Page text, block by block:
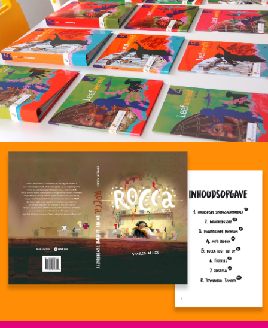
LEERLIJN LEEFWERELD NOORDHOFF
ROCCA SHARID ALLES